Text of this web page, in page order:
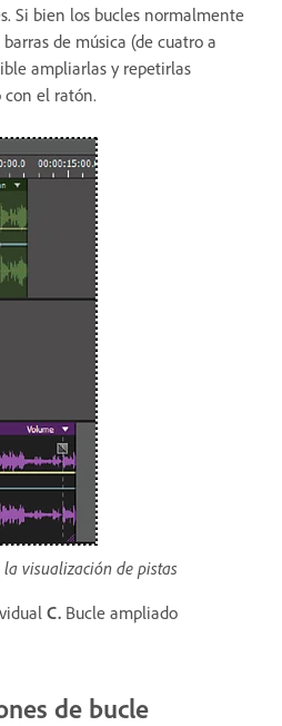
Si bien los bucles normalmente
de música (de cuatro a
ampliarlas y repetirlas
el ratón.
visualización de pistas
C. Bucle ampliado
de bucle